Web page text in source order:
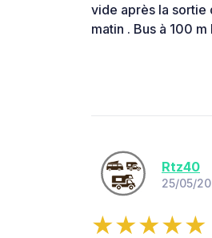
vide après la sortie
matin . Bus à 100
Rtz40
25/05/